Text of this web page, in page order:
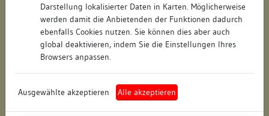
Darstellung lokalisierter Daten in Karten. Möglicherweise
werden damit die Anbietenden der Funktionen dadurch
ebenfalls Cookies nutzen. Sie können dies aber auch
global deaktivieren, indem Sie die Einstellungen Ihres
Browsers anpassen.
Ausgewählte akzeptieren Alle akzeptieren
Regierungsbezirk: Stuttgart
Schwäbisch Hall (Landkreis)
Wohnplatzschlüssel: 8127076049
Flurstücknummer: 834
Historischer Straßenname: keiner